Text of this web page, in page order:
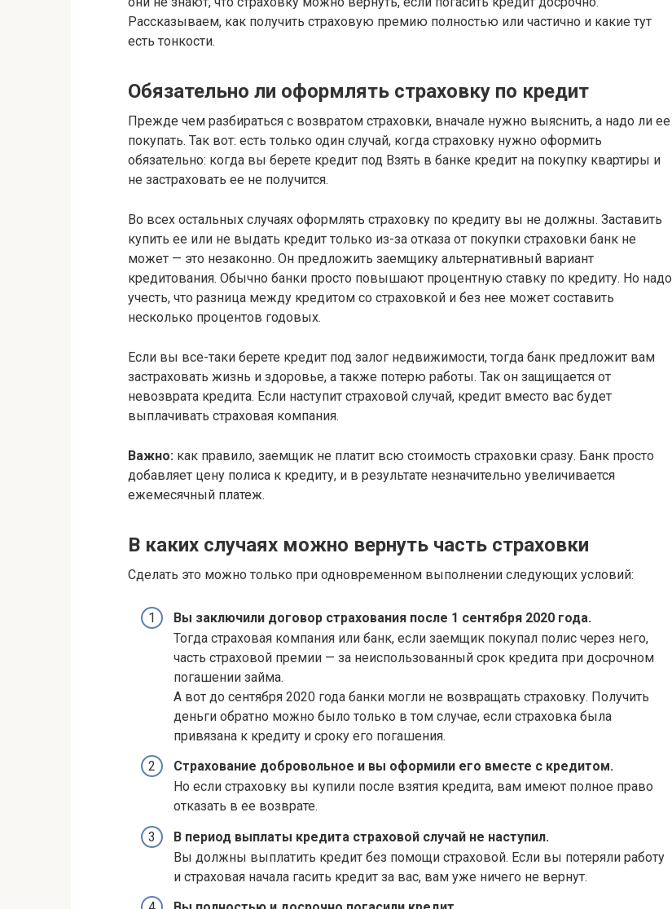
Рассказываем, как получить страховую премию полностью или частично и какие тут
есть тонкости.
Обязательно ли оформлять страховку по кредит
Прежде чем разбираться с возвратом страховки, вначале нужно выяснить, а надо ли ее
покупать. Так вот: есть только один случай, когда страховку нужно оформить
обязательно: когда вы берете кредит под Взять в банке кредит на покупку квартиры и
не застраховать ее не получится.
Во всех остальных случаях оформлять страховку по кредиту вы не должны. Заставить
купить ее или не выдать кредит только из-за отказа от покупки страховки банк не
может — это незаконно. Он предложить заемщику альтернативный вариант
кредитования. Обычно банки просто повышают процентную ставку по кредиту. Но надо
учесть, что разница между кредитом со страховкой и без нее может составить
несколько процентов годовых.
Если вы все-таки берете кредит под залог недвижимости, тогда банк предложит вам
застраховать жизнь и здоровье, а также потерю работы. Так он защищается от
невозврата кредита. Если наступит страховой случай, кредит вместо вас будет
выплачивать страховая компания.
Важно: как правило, заемщик не платит всю стоимость страховки сразу. Банк просто
добавляет цену полиса к кредиту, и в результате незначительно увеличивается
ежемесячный платеж.
В каких случаях можно вернуть часть страховки
Сделать это можно только при одновременном выполнении следующих условий:
Вы заключили договор страхования после 1 сентября 2020 года.
Тогда страховая компания или банк, если заемщик покупал полис через него,
часть страховой премии — за неиспользованный срок кредита при досрочном
погашении займа.
А вот до сентября 2020 года банки могли не возвращать страховку. Получить
деньги обратно можно было только в том случае, если страховка была
привязана к кредиту и сроку его погашения.
Страхование добровольное и вы оформили его вместе с кредитом.
Но если страховку вы купили после взятия кредита, вам имеют полное право
отказать в ее возврате.
В период выплаты кредита страховой случай не наступил.
Вы должны выплатить кредит без помощи страховой. Если вы потеряли работу
и страховая начала гасить кредит за вас, вам уже ничего не вернут.